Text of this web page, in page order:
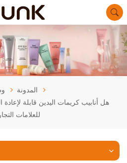
المدونة
هل أنابيب كريمات اليدين قابلة لإعادة
للعلامات